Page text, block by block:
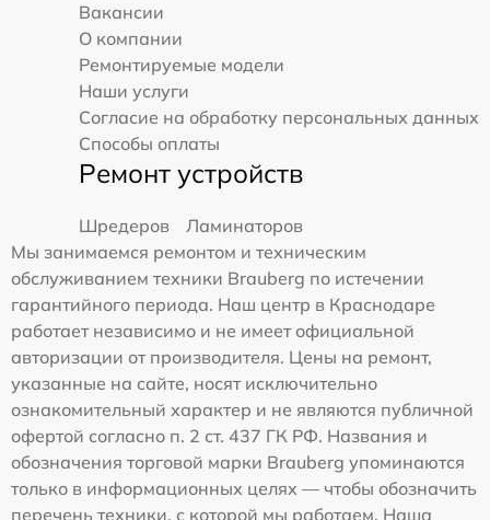
Вакансии
О компании
Ремонтируемые модели
Наши услуги
Согласие на обработку персональных данных
Способы оплаты
Ремонт устройств
Шредеров
Ламинаторов
Мы занимаемся ремонтом и техническим
обслуживанием техники Brauberg по истечении
гарантийного периода. Наш центр в Краснодаре
работает независимо и не имеет официальной
авторизации от производителя. Цены на ремонт,
указанные на сайте, носят исключительно
ознакомительный характер и не являются публичной
офертой согласно п. 2 ст. 437 ГК РФ. Названия и
обозначения торговой марки Brauberg упоминаются
только в информационных целях — чтобы обозначить
перечень техники, с которой мы работаем. Наша